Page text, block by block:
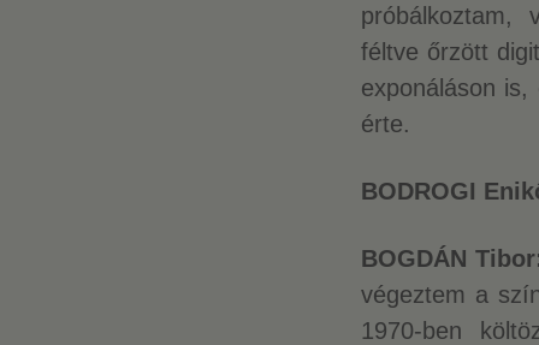
próbálkoztam,
féltve őrzött
exponáláson
érte.
BODROGI
BOGDÁN
végeztem a
1970-ben